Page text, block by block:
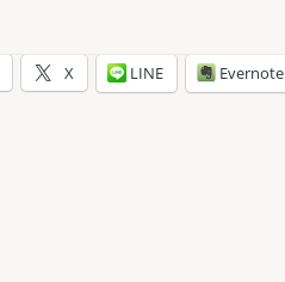
X LINE Evernote